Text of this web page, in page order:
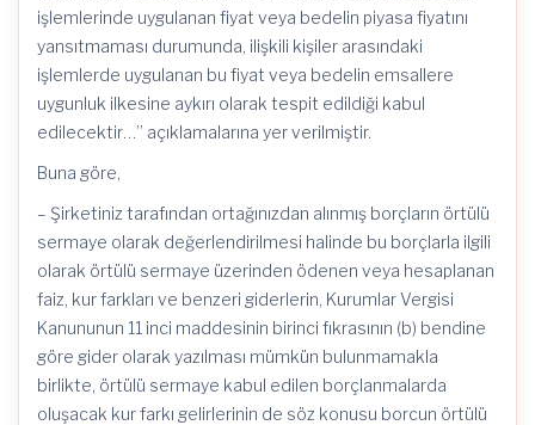
işlemlerinde uygulanan fiyat veya bedelin piyasa fiyatını
yansıtmaması durumunda, ilişkili kişiler arasındaki
işlemlerde uygulanan bu fiyat veya bedelin emsallere
uygunluk ilkesine aykırı olarak tespit edildiği kabul
edilecektir…” açıklamalarına yer verilmiştir.
Buna göre,
– Şirketiniz tarafından ortağınızdan alınmış borçların örtülü
sermaye olarak değerlendirilmesi halinde bu borçlarla ilgili
olarak örtülü sermaye üzerinden ödenen veya hesaplanan
faiz, kur farkları ve benzeri giderlerin, Kurumlar Vergisi
Kanununun 11 inci maddesinin birinci fıkrasının (b) bendine
göre gider olarak yazılması mümkün bulunmamakla
birlikte, örtülü sermaye kabul edilen borçlanmalarda
oluşacak kur farkı gelirlerinin de söz konusu borcun örtülü